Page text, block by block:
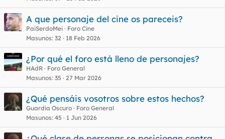
A que personaje del cine os pareceis?
PaiSerdoMei
Foro Cine
Masunos 32 18 Feb 2026
¿Por qué el foro está lleno de personajes?
HAdR
Foro General
Masunos 35 27 Mar 2026
¿Qué pensáis vosotros sobre estos hechos?
Guardia Oscuro
Foro General
Masunos 45 1 Jun 2026